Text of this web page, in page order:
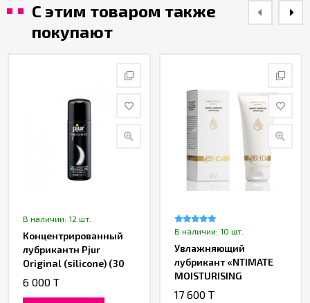
С этим товаром также
покупают
В наличии: 12 шт.
Концентрированный
лубрикантн Pjur
Original (silicone) (30
ML)
6 000 T
В наличии: 10 шт.
Увлажняющий
лубрикант «NTIMATE
MOISTURISING
LUBRICANT» от
17 600 T